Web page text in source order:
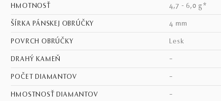
HMOTNOSŤ 4,7 - 6,0 g*
ŠÍRKA PÁNSKEJ OBRÚČKY 4 mm
POVRCH OBRÚČKY lesk
DRAHÝ KAMEŇ –
POČET DIAMANTOV –
HMOSTNOSŤ DIAMANTOV –